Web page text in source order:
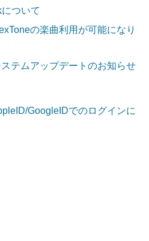
ついて
の楽曲利用が可能になり
ステムアップデートのお知らせ
GoogleIDでのログインに